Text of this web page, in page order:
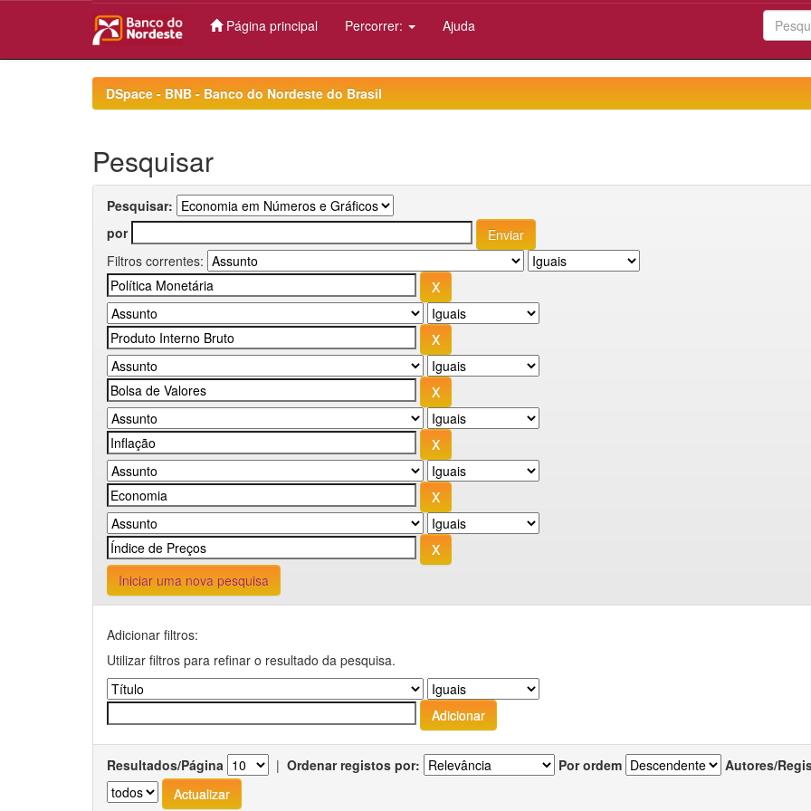
Página principal Percorrer: Ajuda
DSpace - BNB - Banco do Nordeste do Brasil
Pesquisar
Pesquisar:
por
Filtros correntes:
Iniciar uma nova pesquisa
Adicionar filtros:
Utilizar filtros para refinar o resultado da pesquisa.
Resultados/Página | Ordenar registos por: Por ordem Autores/